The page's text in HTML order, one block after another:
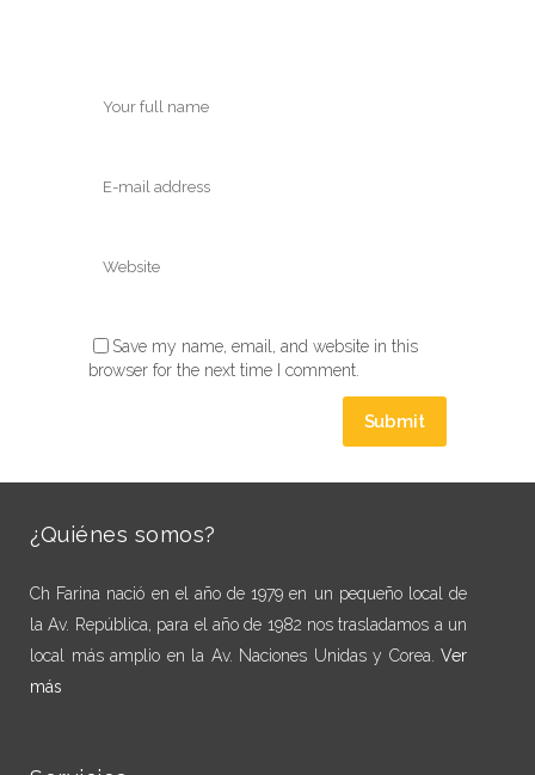
Save my name, email, and website in this
browser for the next time I comment.
¿Quiénes somos?
Ch Farina nació en el año de 1979 en un pequeño local de
la Av. República, para el año de 1982 nos trasladamos a un
local más amplio en la Av. Naciones Unidas y Corea.Ver
más